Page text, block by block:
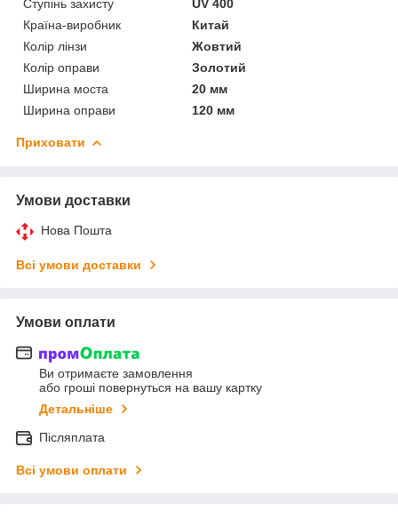
Ступінь захисту
UV 400
Країна-виробник
Китай
Колір лінзи
Жовтий
Колір оправи
Золотий
Ширина моста
20 мм
Ширина оправи
120 мм
Приховати
Умови доставки
Нова Пошта
Всі умови доставки
Умови оплати
Ви отримаєте замовлення
або гроші повернуться на вашу картку
Детальніше
Післяплата
Всі умови оплати